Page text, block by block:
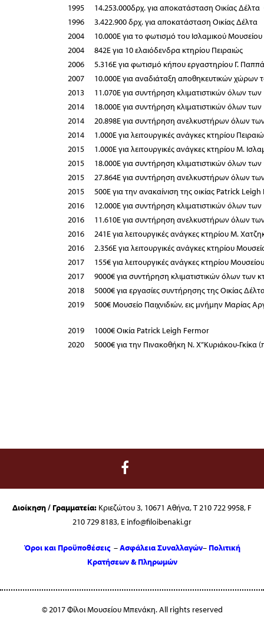
1995
14.253.000δρχ. για αποκατάσταση Οικίας
1996
3.422.900 δρχ. για αποκατάσταση Οικίας Δέλτα
2004
10.000Ε για το φωτισμό του Ισλαμικού Μουσείου
2004
842Ε για 10 ελαιόδενδρα κτηρίου Πειραιώς
2006
5.316Ε για φωτισμό κήπου εργαστηρίου Γ. Παππά
2007
10.000Ε για αναδιάταξη αποθηκευτικών χώρων
2013
11.070Ε για συντήρηση κλιματιστικών όλων
2014
18.000Ε για συντήρηση κλιματιστικών όλων
2014
20.898Ε για συντήρηση ανελκυστήρων όλων
2014
1.000Ε για λειτουργικές ανάγκες κτηρίου
2015
1.000Ε για λειτουργικές ανάγκες κτηρίου Μ.
2015
18.000Ε για συντήρηση κλιματιστικών όλων
2015
27.864Ε για συντήρηση ανελκυστήρων όλων
2015
500Ε για την ανακαίνιση της οικίας Patrick
2016
12.000Ε για συντήρηση κλιματιστικών όλων
2016
11.610Ε για συντήρηση ανελκυστήρων όλων
2016
2016
2017
2017
2018
2019
2019
2020
241Ε για λειτουργικές ανάγκες κτηρίου Μ.
2.356Ε για λειτουργικές ανάγκες κτηρίου
155€ για λειτουργικές ανάγκες κτηρίου
9000€ για συντήρηση κλιματιστικών όλων των
5000€ για εργασίες συντήρησης της Οικίας
500€ Μουσείο Παιχνιδιών, εις μνήμην Μαρίας
1000€ Οικία Patrick Leigh Fermor
5000€ για την Πινακοθήκη Ν. Χ”Κυριάκου-
Διοίκηση / Γραμματεία: Κριεζώτου 3, 10671 Αθήνα, T 210 722 9958, F
210 729 8183, E info@filoibenaki.gr
Όροι και Προϋποθέσεις –Ασφάλεια Συναλλαγών– Πολιτική
Κρατήσεων & Πληρωμών
© 2017 Φίλοι Μουσείου Μπενάκη. All rights reserved